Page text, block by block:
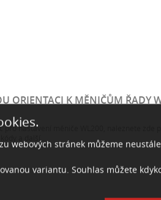
ORIENTACI K MĚNIČŮM ŘADY
nastavení měniče WL200, naleznete zde
webových stránek můžeme
variantu. Souhlas můžete